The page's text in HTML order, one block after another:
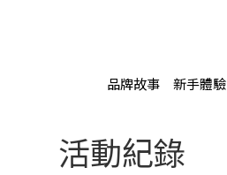
品牌故事 新手體驗
活動紀錄